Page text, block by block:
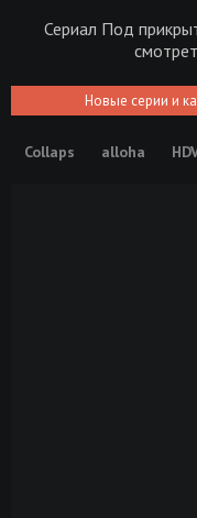
Сериал Под
Новые серии и
Collaps alloha